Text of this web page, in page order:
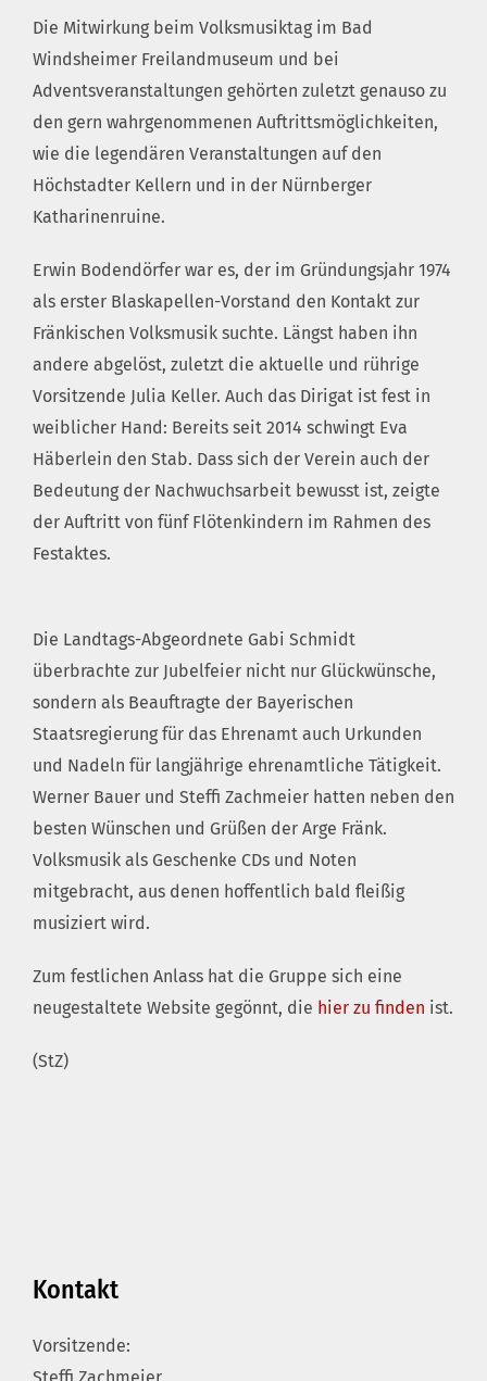
Die Mitwirkung beim Volksmusiktag im Bad
Windsheimer Freilandmuseum und bei
Adventsveranstaltungen gehörten zuletzt genauso zu
den gern wahrgenommenen Auftrittsmöglichkeiten,
wie die legendären Veranstaltungen auf den
Höchstadter Kellern und in der Nürnberger
Katharinenruine.
Erwin Bodendörfer war es, der im Gründungsjahr 1974
als erster Blaskapellen-Vorstand den Kontakt zur
Fränkischen Volksmusik suchte. Längst haben ihn
andere abgelöst, zuletzt die aktuelle und rührige
Vorsitzende Julia Keller. Auch das Dirigat ist fest in
weiblicher Hand: Bereits seit 2014 schwingt Eva
Häberlein den Stab. Dass sich der Verein auch der
Bedeutung der Nachwuchsarbeit bewusst ist, zeigte
der Auftritt von fünf Flötenkindern im Rahmen des
Festaktes.
Die Landtags-Abgeordnete Gabi Schmidt
überbrachte zur Jubelfeier nicht nur Glückwünsche,
sondern als Beauftragte der Bayerischen
Staatsregierung für das Ehrenamt auch Urkunden
und Nadeln für langjährige ehrenamtliche Tätigkeit.
Werner Bauer und Steffi Zachmeier hatten neben den
besten Wünschen und Grüßen der Arge Fränk.
Volksmusik als Geschenke CDs und Noten
mitgebracht, aus denen hoffentlich bald fleißig
musiziert wird.
Zum festlichen Anlass hat die Gruppe sich eine
neugestaltete Website gegönnt, die hier zu finden ist.
(StZ)
Kontakt
Vorsitzende: